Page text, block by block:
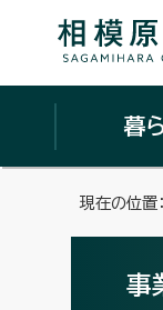
暮
現在の位置
事